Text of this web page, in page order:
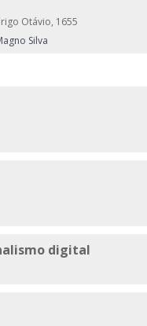
Otávio, 1655
Silva
digital